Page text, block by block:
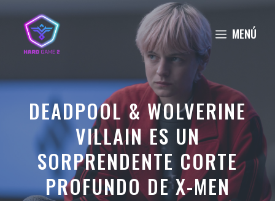
contenido
MENÚ
DEADPOOL & WOLVERINE
VILLAIN ES UN
SORPRENDENTE CORTE
PROFUNDO DE X-MEN